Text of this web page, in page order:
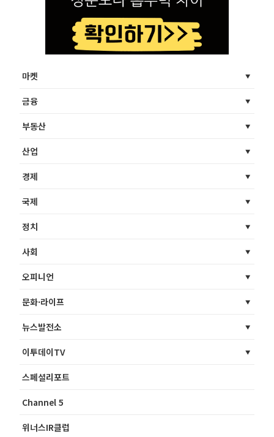
마켓
금융
부동산
산업
경제
국제
정치
사회
오피니언
문화·라이프
뉴스발전소
이투데이TV
스페셜리포트
Channel 5
위너스IR클럽